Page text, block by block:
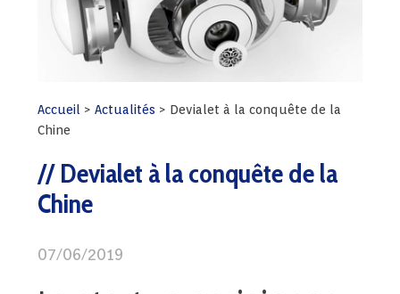
Accueil >Actualités > Devialet à la conquête de la
Chine
Devialet à la conquête de la
Chine
07/06/2019